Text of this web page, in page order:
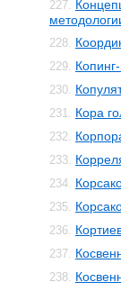
227.
228.
229.
230.
231. Кора
232.
233.
234.
235.
236.
237.
238.